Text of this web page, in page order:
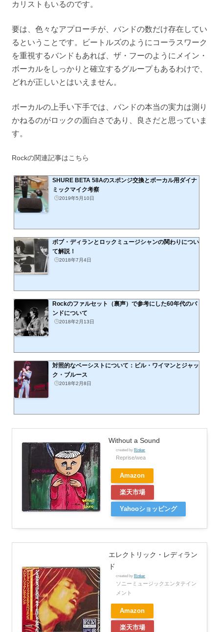
カリストもいるのです。
要は、色々なアプローチが、バンドの数だけ存在してい
るということです。ビートルズのようにコーラスワーク
を重視するバンドもあれば、ザ・フーのようにメイン・
ボーカルをしっかりと確立するグループもあるわけで、
どれが正しいとはいえません。
ボーカルの上手い下手では、バンドの本当の実力は測り
かねるのがロックの面白さであり、良さだと思っていま
す。
Rockの関連記事はこちら
SHURE BETA 58Aのスポンジ交換とボーカル用ダイナ
ミックマイク考察
2019年5月10日
ボブ・ディランとロックミュージシャンの関わりについ
て解説！
2018年7月4日
Rockのファルセット（裏声）で参考にした60年代のバ
ンドについて
2018年2月13日
対照的なベーシストについて：ビル・ワイマンとジャッ
ク・ブルース
2018年2月8日
Without a Sound
created by Rinker
Reprise/wea
Amazon
楽天市場
Yahooショッピング
エレクトリック・レディラン
ド
created by Rinker
ソニーミュージックエンタテイン
メント
Amazon
楽天市場